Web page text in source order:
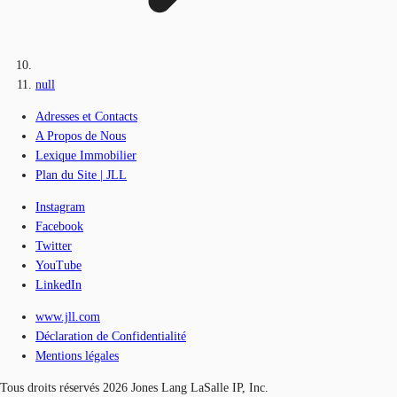
null
Adresses et Contacts
A Propos de Nous
Lexique Immobilier
Plan du Site | JLL
Instagram
Facebook
Twitter
YouTube
LinkedIn
www.jll.com
Déclaration de Confidentialité
Mentions légales
Tous droits réservés 2026 Jones Lang LaSalle IP, Inc.